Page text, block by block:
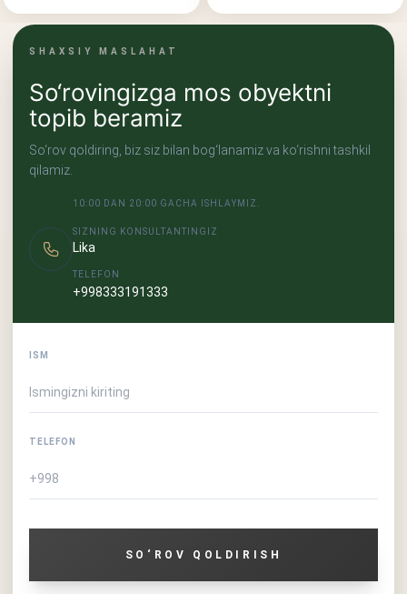
SHAXSIY MASLAHAT
So‘rovingizga mos obyektni
topib beramiz
So‘rov qoldiring, biz siz bilan bog‘lanamiz va ko‘rishni tashkil
qilamiz.
10:00 DAN 20:00 GACHA ISHLAYMIZ.
SIZNING KONSULTANTINGIZ
Lika
TELEFON
+998333191333
ISM
TELEFON
SO‘ROV QOLDIRISH